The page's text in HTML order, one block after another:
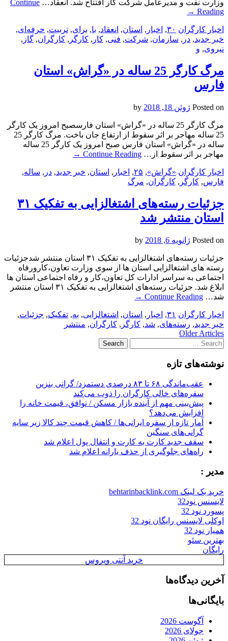
وزارت نفت و مدیرعامل شرکت گاز افتتاح شد. انعقاد… Continue
Reading
→
اخبار کارگران ۳۰, اخبار , استان, انعقاد, با, برای, تربیت, حرفه‌ای,
خبر جدید, در , سازمان, شرکت, فنی, کار , کارگر , کارگران, گاز ,
نیروی, و
مرگ کارگر 25 ساله در «گراش» استان
فارس
Posted on ژوئن 18, 2018
مرگ کارگر 25 ساله در «گراش» استان فارسصبح امروز یک کارگر
25 ساله مهاجر بر اثر سقوط از ارتفاع جان باخت. مرگ کارگر 25
ساله در «گراش» استان فارس صبح امروز یک کارگر 25 ساله
مهاجر بر اثر سقوط از… Continue Reading
→
اخبار کارگران «گراش», ۲۵, اخبار , استان, خبر جدید, در , ساله,
فارس, کارگر , کارگران, مرگ
جزئیات رسته‌های اشتغالزایی به تفکیک ۳۱
استان منتشر شد
Posted on ژانویه 6, 2018
جزئیات رسته‌های اشتغالزایی به تفکیک ۳۱ استان منتشر شدجزئیات
رسته های اشتغالزایی استان ها از سوی وزارت تعاون،کارورفاه
اجتماعی به سراسر ادارات کل تعاون،کار و رفاه اجتماعی استان ها
ابلاغ شد. جزئیات رسته‌های اشتغالزایی به تفکیک ۳۱ استان منتشر
شد… Continue Reading
→
اخبار کارگران ۳۱, اخبار , استان, اشتغالزایی, به, تفکیک, جزئیات,
خبر جدید, رسته‌های, شد, کارگر , کارگران, منتشر
Post
navigation
Older Articles
Search
for:
نوشته‌های تازه
عقب‌ماندگی ۶۸ تا ۸۳ درصدی دستمزد/ گرانی بنزین
سفره‌های خالی کارگران را ذوب می‌کند
پیش‌بینی مهم از آینده بازار مسکن / توافق، قیمت خانه را
افزایش می‌دهد؟
آمار تازه از سفره ایرانی‌ها / کاهش قیمت چند کالا زیر سایه
گرانی‌های سنگین
سقف جدید کارت به کارت و انتقال پول اعلام شد
راه‌های جلوگیری از حذف یارانه اعلام شد
مدیر :
خرید بک لینک behtarinbacklink.com
لایسنس نود32
پسورد نود 32
اوکلی لایسنس رایگان نود 32
همیار نود 32
بهترین سئو
رایگان
خرید آنتی ویروس
آخرین دیدگاه‌ها
بایگانی‌ها
آگوست 2026
جولای 2026